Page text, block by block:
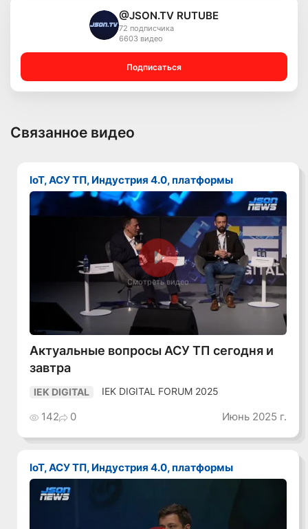
@JSON.TV RUTUBE
72 подписчика
6603 видео
Подписаться
Связанное видео
IoT, АСУ ТП, Индустрия 4.0, платформы
Смотреть видео
Актуальные вопросы АСУ ТП сегодня и
завтра
IEK DIGITAL IEK DIGITAL FORUM 2025
142 0 Июнь 2025 г.
IoT, АСУ ТП, Индустрия 4.0, платформы